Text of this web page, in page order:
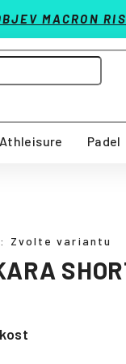
MACRON
Athleisure Padel
Zvolte variantu